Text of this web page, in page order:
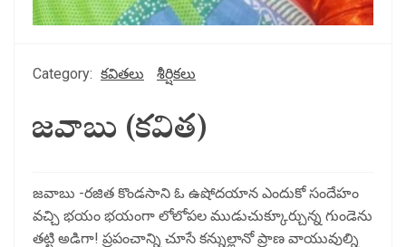
Category: కవితలు శీర్షికలు
జవాబు (కవిత)
జవాబు -రజిత కొండసాని ఓ ఉషోదయాన ఎందుకో సందేహం
వచ్చి భయం భయంగా లోలోపల ముడుచుక్కూర్చున్న గుండెను
తట్టి అడిగా! ప్రపంచాన్ని చూసే కన్నుల్లానో ప్రాణ వాయువుల్ని